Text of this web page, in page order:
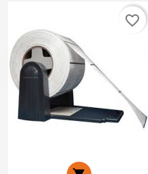
favorite_border